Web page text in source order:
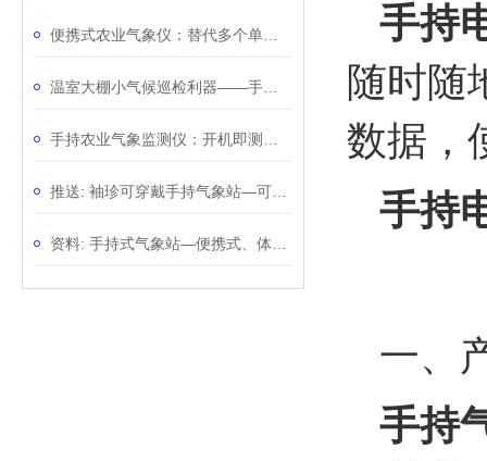
手持
随时随
数据，
手持
一、
手持